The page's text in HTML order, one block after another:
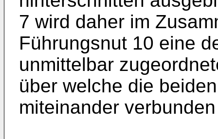
7 wird daher im
Führungsnut 10 eine
unmittelbar
über welche die
miteinander